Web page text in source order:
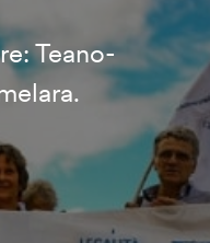
Teano-